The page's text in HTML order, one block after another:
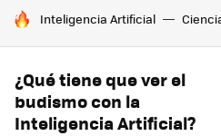
HOY SE HABLA DE
Inteligencia Artificial
¿Qué tiene que ver el
budismo con la
Inteligencia Artificial?